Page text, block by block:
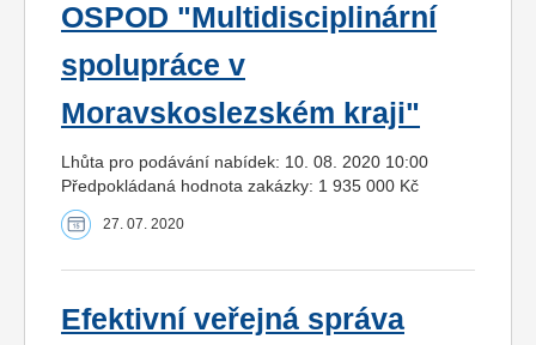
OSPOD "Multidisciplinární
spolupráce v
Moravskoslezském kraji"
Lhůta pro podávání nabídek: 10. 08. 2020 10:00
Předpokládaná hodnota zakázky: 1 935 000 Kč
27. 07. 2020
Efektivní veřejná správa